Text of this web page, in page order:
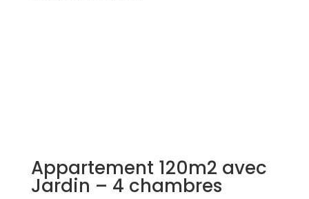
Appartement 120m2 avec
Jardin – 4 chambres